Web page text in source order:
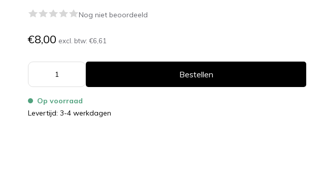
Nog niet beoordeeld
€8,00 excl. btw:€6,61
Bestellen
Op voorraad
Levertijd: 3-4 werkdagen